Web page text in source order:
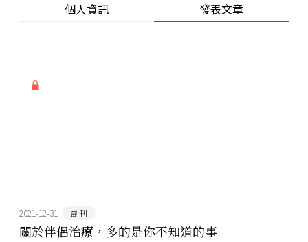
個人資訊 發表文章
2021-12-31 副刊
關於伴侶治療，多的是你不知道的事